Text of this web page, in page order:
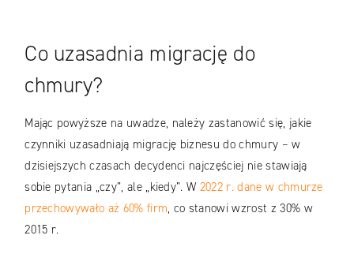
Co uzasadnia migrację do
chmury?
Mając powyższe na uwadze, należy zastanowić się, jakie
czynniki uzasadniają migrację biznesu do chmury – w
dzisiejszych czasach decydenci najczęściej nie stawiają
sobie pytania „czy”, ale „kiedy”. W 2022 r. dane w chmurze
przechowywało aż 60% firm, co stanowi wzrost z 30% w
2015 r.